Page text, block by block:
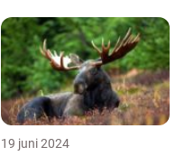
19 juni 2024